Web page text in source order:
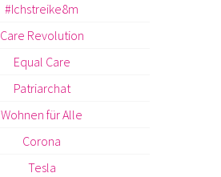
#Ichstreike8m
Care Revolution
Equal Care
Patriarchat
Wohnen für Alle
Corona
Tesla